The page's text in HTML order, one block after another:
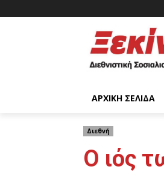
ΑΡΧΙΚΉ ΣΕΛΊΔΑ
Διεθνή
Ο ιός